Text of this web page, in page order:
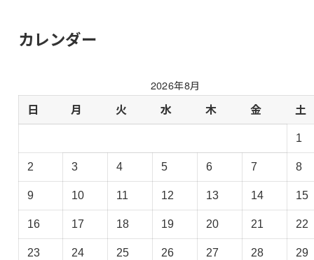
る
過
去
ロ
の
ア
ー
カ
イ
ブ
カレンダー
2026年8月
日 月 火 水 木 金 土
1
2 3 4 5 6 7 8
9 10 11 12 13 14 15
16 17 18 19 20 21 22
23 24 25 26 27 28 29